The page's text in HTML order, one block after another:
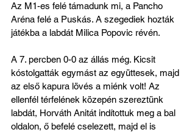
Az M1-es felé támadunk mi, a Pancho
Aréna felé a Puskás. A szegediek hozták
játékba a labdát Milica Popovic révén.
A 7. percben 0-0 az állás még. Kicsit
kóstolgatták egymást az együttesek, majd
az első kapura lövés a miénk volt! Az
ellenfél térfelének közepén szereztünk
labdát, Horváth Anitát indítottuk meg a bal
oldalon, ő befelé cselezett, majd el is